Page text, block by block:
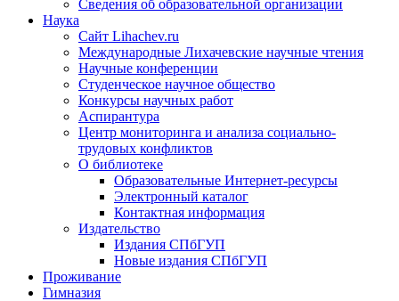
Сведения об образовательной организации
Наука
Сайт Lihachev.ru
Международные Лихачевские научные чтения
Научные конференции
Студенческое научное общество
Конкурсы научных работ
Аспирантура
Центр мониторинга и анализа социально-
трудовых конфликтов
О библиотеке
Образовательные Интернет-ресурсы
Электронный каталог
Контактная информация
Издательство
Издания СПбГУП
Новые издания СПбГУП
Проживание
Гимназия